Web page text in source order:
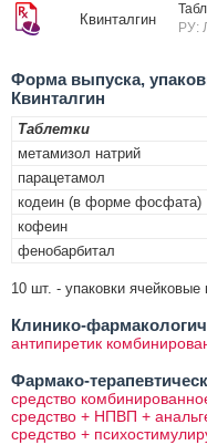
Квинталгин
РУ:
Форма выпуска,
Квинталгин
Таблетки
метамизол натрий
парацетамол
кодеин (в форме фосфата)
кофеин
фенобарбитал
10 шт. - упаковки ячейковые
Клинико-
антипиретик
Фармако-
средство
средство + НПВП +
средство +